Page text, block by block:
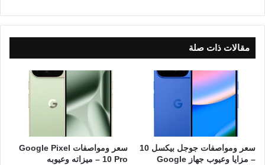
مقالات ذات صلة
سعر ومواصفات جوجل بيكسل 10
– مزايا وعيوب جهاز Google
سعر ومواصفات Google Pixel
10 Pro – ميزاته وعيوبه